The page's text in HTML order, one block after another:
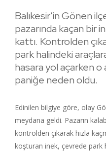
Balıkesir’in Gönen
pazarında kaçan bir
kattı. Kontrolden
park halindeki
hasara yol açarken o
paniğe neden oldu.
Edinilen bilgiye göre, olay
meydana geldi. Pazarın
kontrolden çıkarak hızla
koşturan inek, çevrede park